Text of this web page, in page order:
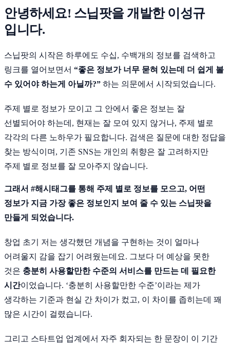
안녕하세요! 스닙팟을 개발한 이성규
입니다.
스닙팟의 시작은 하루에도 수십, 수백개의 정보를 검색하고
링크를 열어보면서 “좋은 정보가 너무 묻혀 있는데 더 쉽게 볼
수 있어야 하는게 아닐까?” 하는 의문에서 시작되었습니다.
주제 별로 정보가 모이고 그 안에서 좋은 정보는 잘
선별되어야 하는데, 현재는 잘 모여 있지 않거나, 주제 별로
각각의 다른 노하우가 필요합니다. 검색은 질문에 대한 정답을
찾는 방식이며, 기존 SNS는 개인의 취향은 잘 고려하지만
주제 별로 정보를 잘 모아주지 않습니다.
그래서 #해시태그를 통해 주제 별로 정보를 모으고, 어떤
정보가 지금 가장 좋은 정보인지 보여 줄 수 있는 스닙팟을
만들게 되었습니다.
창업 초기 저는 생각했던 개념을 구현하는 것이 얼마나
어려울지 감을 잡기 어려웠는데요. 그보다 더 예상을 못한
것은 충분히 사용할만한 수준의 서비스를 만드는 데 필요한
시간이었습니다. ‘충분히 사용할만한 수준’이라는 제가
생각하는 기준과 현실 간 차이가 컸고, 이 차이를 좁히는데 꽤
많은 시간이 걸렸습니다.
그리고 스타트업 업계에서 자주 회자되는 한 문장이 이 기간